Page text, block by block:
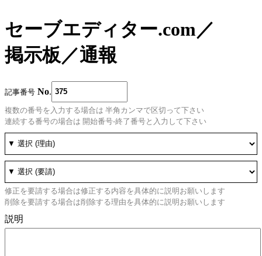
セーブエディター.com／
掲示板／通報
記事番号 No
複数の番号を入力する場合は 半角カンマで区切って下さい
連続する番号の場合は 開始番号-終了番号と入力して下さい
修正を要請する場合は修正する内容を具体的に説明お願いします
削除を要請する場合は削除する理由を具体的に説明お願いします
説明